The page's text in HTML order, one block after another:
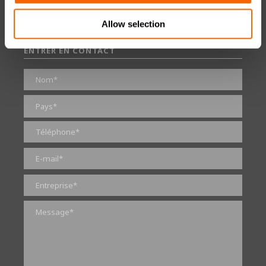
Allow selection
Certification et réglementation
ENTRER EN CONTACT
0 sur 2000 caractères maximum